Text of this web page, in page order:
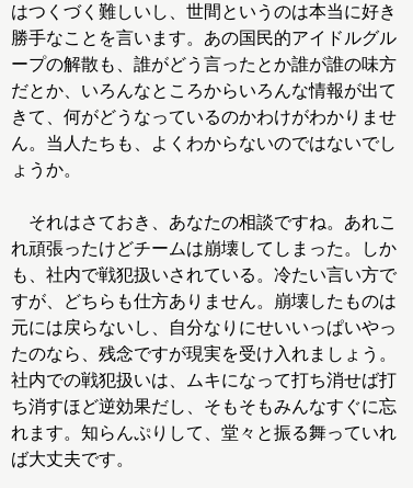
はつくづく難しいし、世間というのは本当に好き
勝手なことを言います。あの国民的アイドルグル
ープの解散も、誰がどう言ったとか誰が誰の味方
だとか、いろんなところからいろんな情報が出て
きて、何がどうなっているのかわけがわかりませ
ん。当人たちも、よくわからないのではないでし
ょうか。
それはさておき、あなたの相談ですね。あれこ
れ頑張ったけどチームは崩壊してしまった。しか
も、社内で戦犯扱いされている。冷たい言い方で
すが、どちらも仕方ありません。崩壊したものは
元には戻らないし、自分なりにせいいっぱいやっ
たのなら、残念ですが現実を受け入れましょう。
社内での戦犯扱いは、ムキになって打ち消せば打
ち消すほど逆効果だし、そもそもみんなすぐに忘
れます。知らんぷりして、堂々と振る舞っていれ
ば大丈夫です。